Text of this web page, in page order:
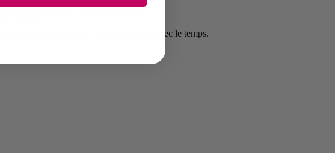
et vibrantes qui ne s'estompent pas.
couleurs.
se fendent pas ou ne se fissurent pas avec le temps.